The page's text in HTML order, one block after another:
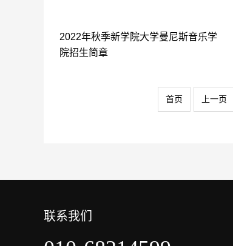
2022年秋季新学院大学曼尼斯音乐学
院招生简章
首页 上一页
联系我们